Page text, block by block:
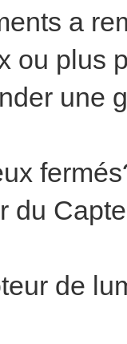
a
ou plus
une
du
de